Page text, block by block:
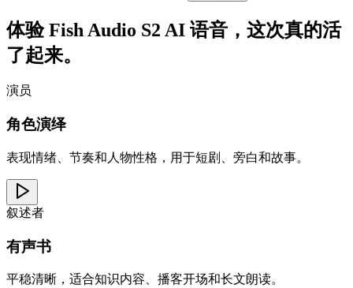
体验 Fish Audio S2 AI 语音，这次真的活
了起来。
演员
角色演绎
表现情绪、节奏和人物性格，用于短剧、旁白和故事。
叙述者
有声书
平稳清晰，适合知识内容、播客开场和长文朗读。